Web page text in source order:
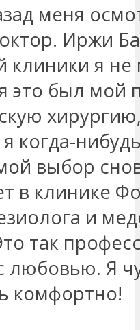
меня
Иржи
клиники я не
это был мой
когда-
выбор
в клинике
и
так
любовью. Я
комфортно!